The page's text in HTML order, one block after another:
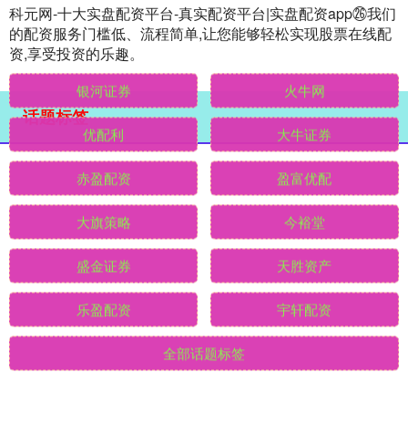
科元网-十大实盘配资平台-真实配资平台|实盘配资app㉖我们
的配资服务门槛低、流程简单,让您能够轻松实现股票在线配
资,享受投资的乐趣。
话题标签
银河证券 火牛网
优配利 大牛证券
赤盈配资 盈富优配
大旗策略 今裕堂